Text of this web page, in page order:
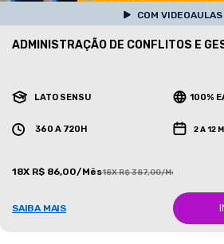
COM VIDEOAULAS
ADMINISTRAÇÃO DE CONFLITOS E
LATO SENSU 100%
360 A 720H 2 A 12
18X R$ 86,00/Mês18X R$ 387,00/Mês
SAIBA MAIS